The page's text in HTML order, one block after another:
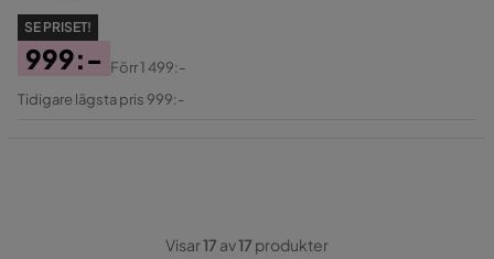
SE PRISET!
Pris
999:-
Original
Förr1 499:-
Tidigare lägsta pris 999:-
Visar17 av17 produkter